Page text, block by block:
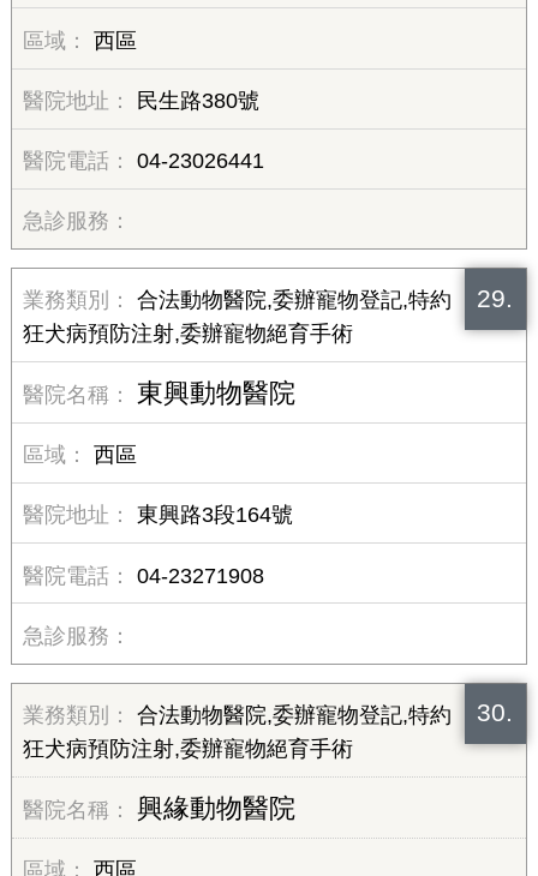
西區
民生路380號
04-23026441
29.
合法動物醫院,委辦寵物登記,特約
狂犬病預防注射,委辦寵物絕育手術
東興動物醫院
西區
東興路3段164號
04-23271908
30.
合法動物醫院,委辦寵物登記,特約
狂犬病預防注射,委辦寵物絕育手術
興緣動物醫院
西區